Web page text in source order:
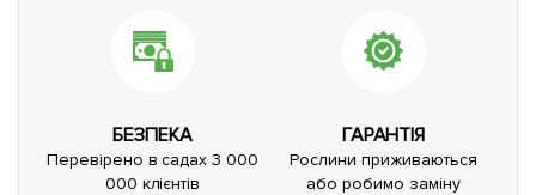
БЕЗПЕКА
Перевірено в садах 3 000
000 клієнтів
ГАРАНТІЯ
Рослини приживаються
або робимо заміну